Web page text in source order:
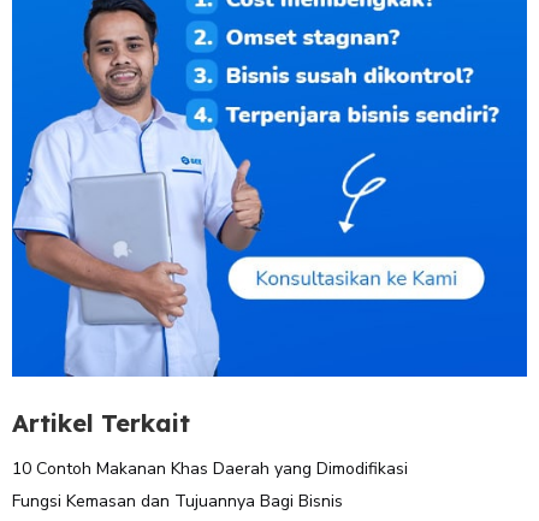
Artikel Terkait
10 Contoh Makanan Khas Daerah yang Dimodifikasi
Fungsi Kemasan dan Tujuannya Bagi Bisnis